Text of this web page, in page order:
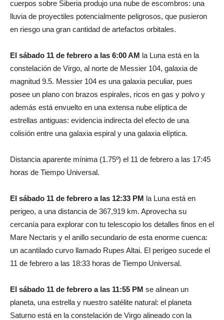
cuerpos sobre Siberia produjo una nube de escombros: una
lluvia de proyectiles potencialmente peligrosos, que pusieron
en riesgo una gran cantidad de artefactos orbitales.
El sábado 11 de febrero a las 6:00 AM la Luna está en la
constelación de Virgo, al norte de Messier 104, galaxia de
magnitud 9.5. Messier 104 es una galaxia peculiar, pues
posee un plano con brazos espirales, ricos en gas y polvo y
además está envuelto en una extensa nube elíptica de
estrellas antiguas: evidencia indirecta del efecto de una
colisión entre una galaxia espiral y una galaxia elíptica.
Distancia aparente mínima (1.75º) el 11 de febrero a las 17:45
horas de Tiempo Universal.
El sábado 11 de febrero a las 12:33 PM la Luna está en
perigeo, a una distancia de 367,919 km. Aprovecha su
cercanía para explorar con tu telescopio los detalles finos en el
Mare Nectaris y el anillo secundario de esta enorme cuenca:
un acantilado curvo llamado Rupes Altai. El perigeo sucede el
11 de febrero a las 18:33 horas de Tiempo Universal.
El sábado 11 de febrero a las 11:55 PM se alinean un
planeta, una estrella y nuestro satélite natural: el planeta
Saturno está en la constelación de Virgo alineado con la